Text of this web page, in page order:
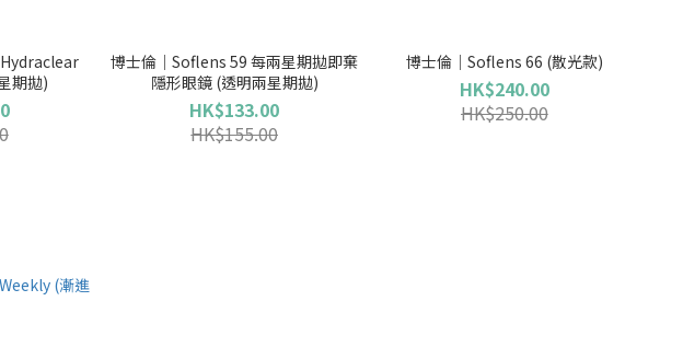
期拋)
博士倫｜Soflens 59 每兩星期拋即棄
隱形眼鏡 (透明兩星期拋)
HK$133.00
HK$155.00
博士倫｜Soflens 66 (散光款)
HK$240.00
HK$250.00